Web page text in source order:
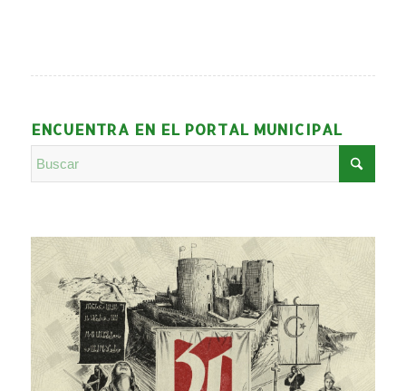
ENCUENTRA EN EL PORTAL MUNICIPAL